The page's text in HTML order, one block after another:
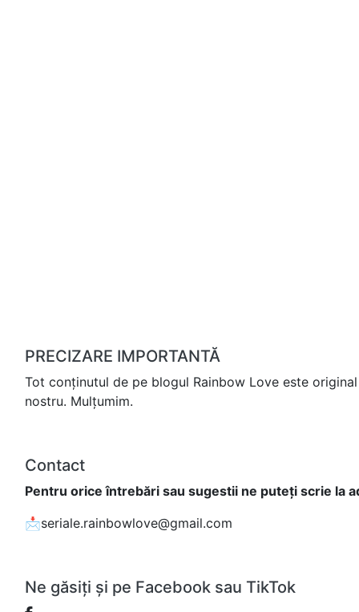
PRECIZARE IMPORTANTĂ
Tot conținutul de pe blogul Rainbow Love este
nostru. Mulțumim.
Contact
Pentru orice întrebări sau sugestii ne puteți scrie la
📩seriale.rainbowlove@gmail.com
Ne găsiți și pe Facebook sau TikTok